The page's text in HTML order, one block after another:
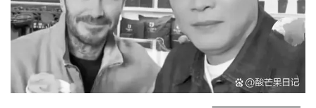
们会如何互动和交流的趣
味观察